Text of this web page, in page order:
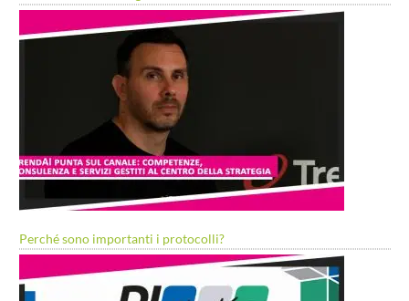
Perché sono importanti i protocolli?